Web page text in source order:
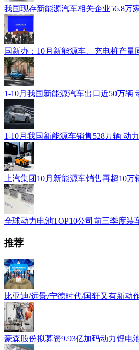
我国现存新能源汽车相关企业56.8万
国新办：10月新能源车、充电桩产量
1-10月我国新能源汽车出口近50万辆
1-10月我国新能源车销售528万辆 动
上汽集团10月新能源车销售再超10万
全球动力电池TOP10公司前三季度装
推荐
比亚迪/远景/宁德时代/国轩又有新动
豪森股份拟募资9.93亿加码动力锂电